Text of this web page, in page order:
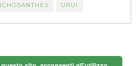
URUI